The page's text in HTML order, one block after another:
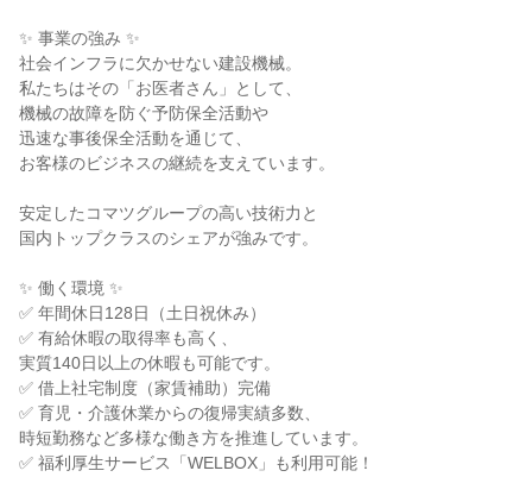
✨ 事業の強み ✨
社会インフラに欠かせない建設機械。
私たちはその「お医者さん」として、
機械の故障を防ぐ予防保全活動や
迅速な事後保全活動を通じて、
お客様のビジネスの継続を支えています。
安定したコマツグループの高い技術力と
国内トップクラスのシェアが強みです。
✨ 働く環境 ✨
✅ 年間休日128日（土日祝休み）
✅ 有給休暇の取得率も高く、
実質140日以上の休暇も可能です。
✅ 借上社宅制度（家賃補助）完備
✅ 育児・介護休業からの復帰実績多数、
時短勤務など多様な働き方を推進しています。
✅ 福利厚生サービス「WELBOX」も利用可能！